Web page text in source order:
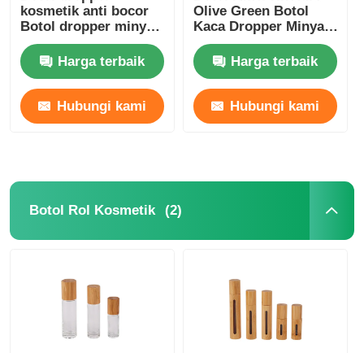
kosmetik anti bocor
Botol dropper minyak
esensial bambu
Harga terbaik
Hubungi kami
Olive Green Botol
Kaca Dropper Minyak
Esensial Bulat Botol
5ml 10ml 15ml 20ml
30ml
Harga terbaik
Hubungi kami
Botol Rol Kosmetik (2)